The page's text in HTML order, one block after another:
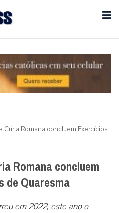
Cúria Romana concluem Exercícios
Romana concluem
de Quaresma
em 2022, este ano o